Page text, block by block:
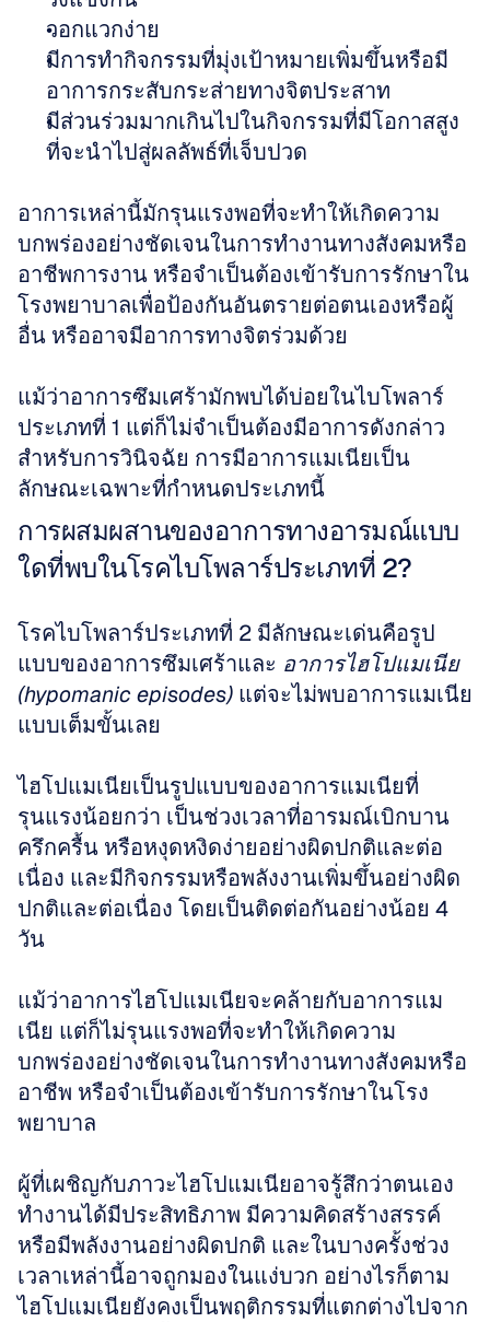
วอกแวกง่าย
มีการทำกิจกรรมที่มุ่งเป้าหมายเพิ่มขึ้นหรือมี
อาการกระสับกระส่ายทางจิตประสาท
มีส่วนร่วมมากเกินไปในกิจกรรมที่มีโอกาสสูง
ที่จะนำไปสู่ผลลัพธ์ที่เจ็บปวด
อาการเหล่านี้มักรุนแรงพอที่จะทำให้เกิดความ
บกพร่องอย่างชัดเจนในการทำงานทางสังคมหรือ
อาชีพการงาน หรือจำเป็นต้องเข้ารับการรักษาใน
โรงพยาบาลเพื่อป้องกันอันตรายต่อตนเองหรือผู้
อื่น หรืออาจมีอาการทางจิตร่วมด้วย
แม้ว่าอาการซึมเศร้ามักพบได้บ่อยในไบโพลาร์
ประเภทที่ 1 แต่ก็ไม่จำเป็นต้องมีอาการดังกล่าว
สำหรับการวินิจฉัย การมีอาการแมเนียเป็น
ลักษณะเฉพาะที่กำหนดประเภทนี้
การผสมผสานของอาการทางอารมณ์แบบ
ใดที่พบในโรคไบโพลาร์ประเภทที่ 2?
โรคไบโพลาร์ประเภทที่ 2 มีลักษณะเด่นคือรูป
แบบของอาการซึมเศร้าและ อาการไฮโปแมเนีย
(hypomanic episodes) แต่จะไม่พบอาการแมเนีย
แบบเต็มขั้นเลย
ไฮโปแมเนียเป็นรูปแบบของอาการแมเนียที่
รุนแรงน้อยกว่า เป็นช่วงเวลาที่อารมณ์เบิกบาน
ครึกครื้น หรือหงุดหงิดง่ายอย่างผิดปกติและต่อ
เนื่อง และมีกิจกรรมหรือพลังงานเพิ่มขึ้นอย่างผิด
ปกติและต่อเนื่อง โดยเป็นติดต่อกันอย่างน้อย 4
วัน
แม้ว่าอาการไฮโปแมเนียจะคล้ายกับอาการแม
เนีย แต่ก็ไม่รุนแรงพอที่จะทำให้เกิดความ
บกพร่องอย่างชัดเจนในการทำงานทางสังคมหรือ
อาชีพ หรือจำเป็นต้องเข้ารับการรักษาในโรง
พยาบาล
ผู้ที่เผชิญกับภาวะไฮโปแมเนียอาจรู้สึกว่าตนเอง
ทำงานได้มีประสิทธิภาพ มีความคิดสร้างสรรค์
หรือมีพลังงานอย่างผิดปกติ และในบางครั้งช่วง
เวลาเหล่านี้อาจถูกมองในแง่บวก อย่างไรก็ตาม
ไฮโปแมเนียยังคงเป็นพฤติกรรมที่แตกต่างไปจาก